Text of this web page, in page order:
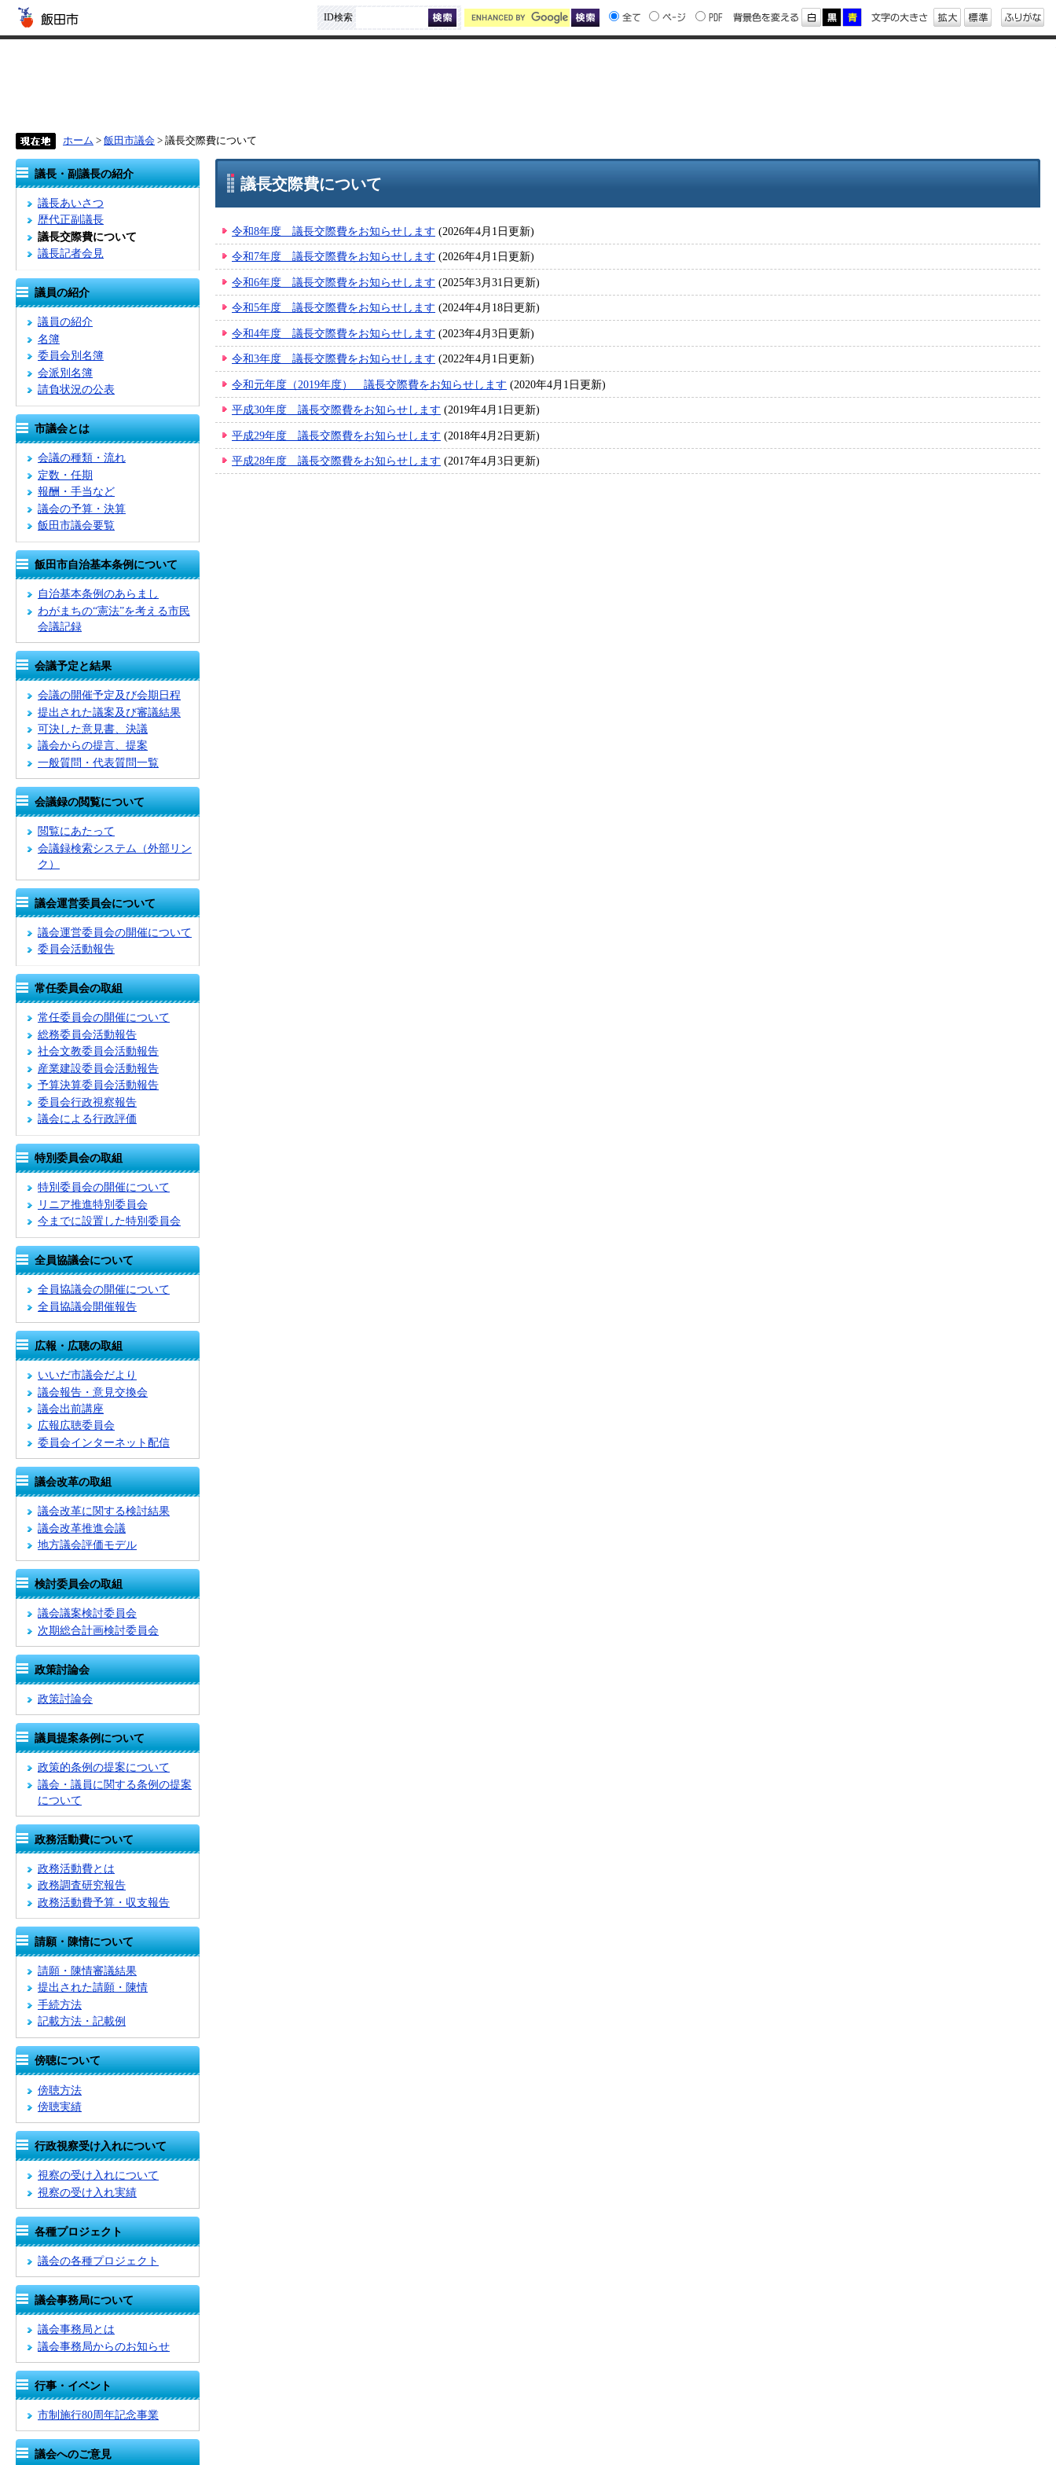
ID検索
ホーム > 飯田市議会 > 議長交際費について
議長・副議長の紹介
議長あいさつ
歴代正副議長
議長交際費について
議長記者会見
議員の紹介
議員の紹介
名簿
委員会別名簿
会派別名簿
請負状況の公表
市議会とは
会議の種類・流れ
定数・任期
報酬・手当など
議会の予算・決算
飯田市議会要覧
飯田市自治基本条例について
自治基本条例のあらまし
わがまちの“憲法”を考える市民
会議記録
会議予定と結果
会議の開催予定及び会期日程
提出された議案及び審議結果
可決した意見書、決議
議会からの提言、提案
一般質問・代表質問一覧
会議録の閲覧について
閲覧にあたって
会議録検索システム （外部リン
ク）
議会運営委員会について
議会運営委員会の開催について
委員会活動報告
常任委員会の取組
常任委員会の開催について
総務委員会活動報告
社会文教委員会活動報告
産業建設委員会活動報告
予算決算委員会活動報告
委員会行政視察報告
議会による行政評価
特別委員会の取組
特別委員会の開催について
リニア推進特別委員会
今までに設置した特別委員会
全員協議会について
全員協議会の開催について
全員協議会開催報告
広報・広聴の取組
いいだ市議会だより
議会報告・意見交換会
議会出前講座
広報広聴委員会
委員会インターネット配信
議会改革の取組
議会改革に関する検討結果
議会改革推進会議
地方議会評価モデル
検討委員会の取組
議会議案検討委員会
次期総合計画検討委員会
政策討論会
政策討論会
議員提案条例について
政策的条例の提案について
議会・議員に関する条例の提案
について
政務活動費について
政務活動費とは
政務調査研究報告
政務活動費予算・収支報告
請願・陳情について
請願・陳情審議結果
提出された請願・陳情
手続方法
記載方法・記載例
傍聴について
傍聴方法
傍聴実績
行政視察受け入れについて
視察の受け入れについて
視察の受け入れ実績
各種プロジェクト
議会の各種プロジェクト
議会事務局について
議会事務局とは
議会事務局からのお知らせ
行事・イベント
市制施行80周年記念事業
議会へのご意見
議長交際費について
令和8年度 議長交際費をお知らせします (2026年4月1日更新)
令和7年度 議長交際費をお知らせします (2026年4月1日更新)
令和6年度 議長交際費をお知らせします (2025年3月31日更新)
令和5年度 議長交際費をお知らせします (2024年4月18日更新)
令和4年度 議長交際費をお知らせします (2023年4月3日更新)
令和3年度 議長交際費をお知らせします (2022年4月1日更新)
令和元年度（2019年度） 議長交際費をお知らせします (2020年4月1日更新)
平成30年度 議長交際費をお知らせします (2019年4月1日更新)
平成29年度 議長交際費をお知らせします (2018年4月2日更新)
平成28年度 議長交際費をお知らせします (2017年4月3日更新)